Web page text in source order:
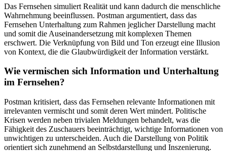
Das Fernsehen simuliert Realität und kann dadurch die menschliche
Wahrnehmung beeinflussen. Postman argumentiert, dass das
Fernsehen Unterhaltung zum Rahmen jeglicher Darstellung macht
und somit die Auseinandersetzung mit komplexen Themen
erschwert. Die Verknüpfung von Bild und Ton erzeugt eine Illusion
von Kontext, die die Glaubwürdigkeit der Information verstärkt.
Wie vermischen sich Information und Unterhaltung
im Fernsehen?
Postman kritisiert, dass das Fernsehen relevante Informationen mit
irrelevanten vermischt und somit deren Wert mindert. Politische
Krisen werden neben trivialen Meldungen behandelt, was die
Fähigkeit des Zuschauers beeinträchtigt, wichtige Informationen von
unwichtigen zu unterscheiden. Auch die Darstellung von Politik
orientiert sich zunehmend an Selbstdarstellung und Inszenierung.